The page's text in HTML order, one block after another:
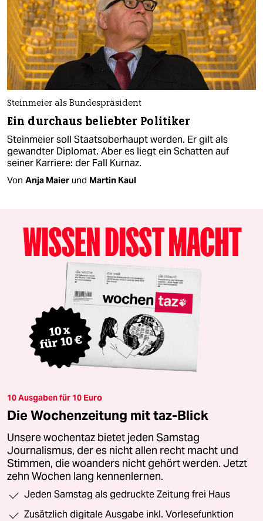
Steinmeier als Bundespräsident
Ein durchaus beliebter Politiker
Steinmeier soll Staatsoberhaupt werden. Er gilt als
gewandter Diplomat. Aber es liegt ein Schatten auf
seiner Karriere: der Fall Kurnaz.
Von Anja Maier und Martin Kaul
10 Ausgaben für 10 Euro
Die Wochenzeitung mit taz-Blick
Unsere wochentaz bietet jeden Samstag
Journalismus, der es nicht allen recht macht und
Stimmen, die woanders nicht gehört werden. Jetzt
zehn Wochen lang kennenlernen.
Jeden Samstag als gedruckte Zeitung frei Haus
Zusätzlich digitale Ausgabe inkl. Vorlesefunktion